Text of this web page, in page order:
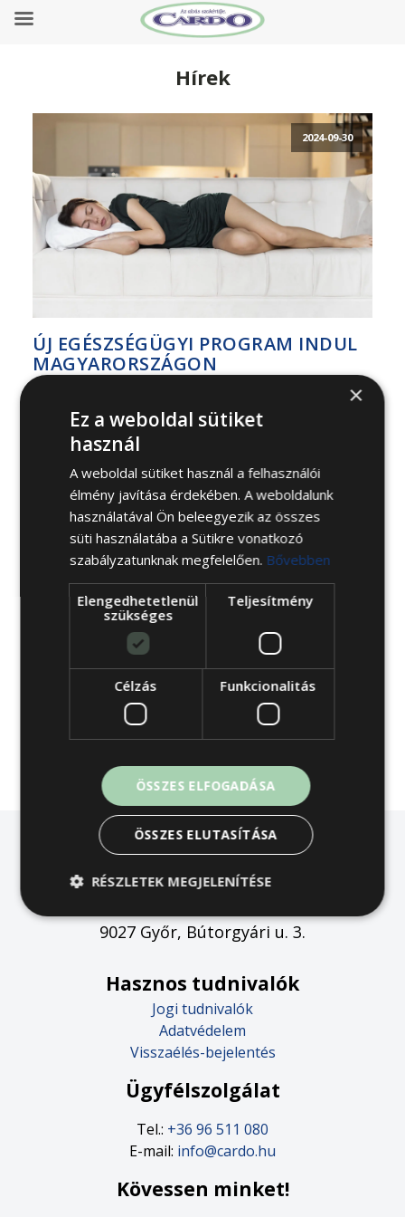
Hírek
2024-09-30
ÚJ EGÉSZSÉGÜGYI PROGRAM INDUL
MAGYARORSZÁGON
marketing Nincs hozzászólás
A megfelelő alvás kiemelkedő fontosságú a
BŐVEBBEN
9027 Győr, Bútorgyári u. 3.
Hasznos tudnivalók
Jogi tudnivalók
Adatvédelem
Visszaélés-bejelentés
Ügyfélszolgálat
Tel.: +36 96 511 080
E-mail: info@cardo.hu
Kövessen minket!
×
Ez a weboldal sütiket
használ
A weboldal sütiket használ a felhasználói
élmény javítása érdekében. A weboldalunk
használatával Ön beleegyezik az összes
süti használatába a Sütikre vonatkozó
szabályzatunknak megfelelően. Bővebben
Elengedhetetlenül
szükséges
Teljesítmény
Célzás Funkcionalitás
ÖSSZES ELFOGADÁSA
ÖSSZES ELUTASÍTÁSA
RÉSZLETEK MEGJELENÍTÉSE